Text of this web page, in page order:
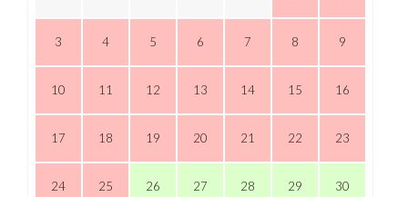
3 4 5 6 7 8 9
10 11 12 13 14 15 16
17 18 19 20 21 22 23
24 25 26 27 28 29 30